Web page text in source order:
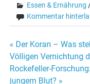
Essen & Ernährung
Kommentar
Beitrags-
Navigation
« Der Koran – Was
Völligen Vernichtung
Rockefeller-
jungem Blut? »